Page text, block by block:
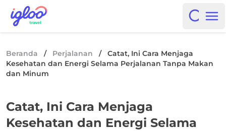
Skip to content
Igloo Blog
Open
Beranda / Perjalanan /
Catat, Ini Cara Menjaga
Kesehatan dan Energi Selama Perjalanan Tanpa Makan
dan Minum
Catat, Ini Cara Menjaga
Kesehatan dan Energi Selama